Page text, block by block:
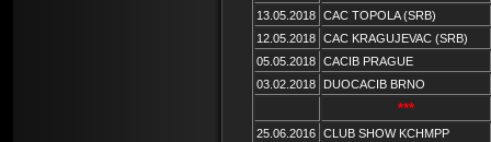
13.05.2018 CAC TOPOLA (SRB)
12.05.2018 CAC KRAGUJEVAC (SRB)
05.05.2018 CACIB PRAGUE
03.02.2018
DUOCACIB BRNO
***
25.06.2016 CLUB SHOW KCHMPP